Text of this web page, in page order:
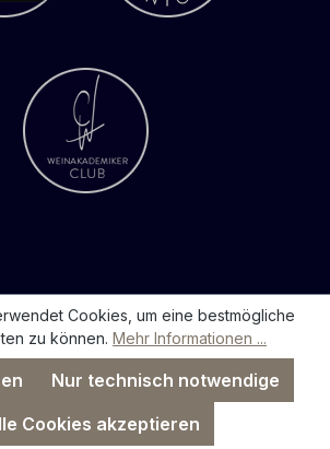
Cookies, um eine bestmögliche
zu können. Mehr Informationen ...
Nur technisch notwendige
Cookies akzeptieren